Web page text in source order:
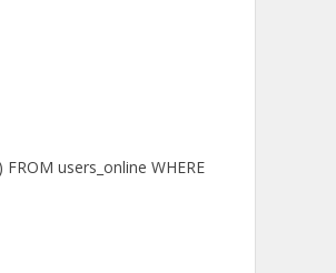
users_online WHERE